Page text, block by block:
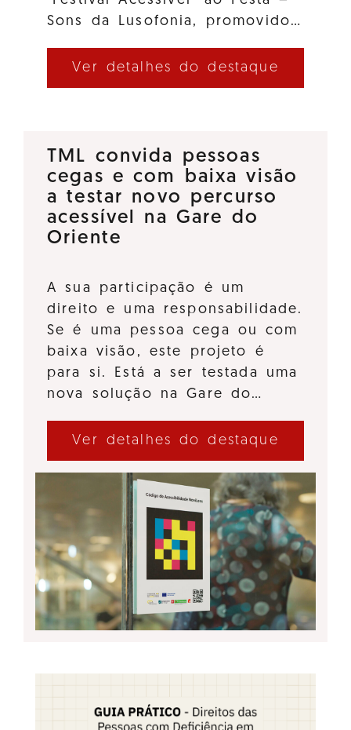
Sons da Lusofonia, promovido…
Ver detalhes do destaque
TML convida pessoas
cegas e com baixa visão
a testar novo percurso
acessível na Gare do
Oriente
A sua participação é um
direito e uma responsabilidade.
Se é uma pessoa cega ou com
baixa visão, este projeto é
para si. Está a ser testada uma
nova solução na Gare do…
Ver detalhes do destaque